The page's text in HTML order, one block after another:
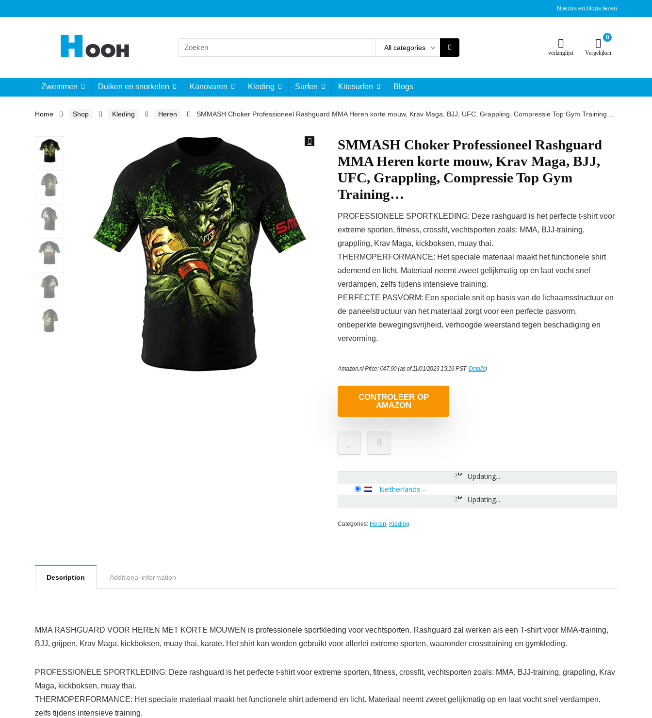
Nieuws en blogs lezen
Search
for:
All categories
verlanglijst
0
Vergelijken
Zwemmen Duiken en snorkelen Kanovaren Kleding Surfen Kitesurfen Blogs
Home Shop Kleding Heren SMMASH Choker Professioneel Rashguard MMA Heren korte mouw, Krav Maga, BJJ, UFC, Grappling, Compressie Top Gym Training…
SMMASH Choker Professioneel Rashguard
MMA Heren korte mouw, Krav Maga, BJJ,
UFC, Grappling, Compressie Top Gym
Training…
PROFESSIONELE SPORTKLEDING: Deze rashguard is het perfecte t-shirt voor
extreme sporten, fitness, crossfit, vechtsporten zoals: MMA, BJJ-training,
grappling, Krav Maga, kickboksen, muay thai.
THERMOPERFORMANCE: Het speciale materiaal maakt het functionele shirt
ademend en licht. Materiaal neemt zweet gelijkmatig op en laat vocht snel
verdampen, zelfs tijdens intensieve training.
PERFECTE PASVORM: Een speciale snit op basis van de lichaamsstructuur en
de paneelstructuur van het materiaal zorgt voor een perfecte pasvorm,
onbeperkte bewegingsvrijheid, verhoogde weerstand tegen beschadiging en
vervorming.
Amazon.nl Price:€47.90(as of 11/01/2023 15:16 PST-Details)
CONTROLEER OP
AMAZON
Updating...
Updating...
Netherlands -
Categories: Heren, Kleding
Description Additional information
MMA RASHGUARD VOOR HEREN MET KORTE MOUWEN is professionele sportkleding voor vechtsporten. Rashguard zal werken als een T-shirt voor MMA-training,
BJJ, grijpen, Krav Maga, kickboksen, muay thai, karate. Het shirt kan worden gebruikt voor allerlei extreme sporten, waaronder crosstraining en gymkleding.
PROFESSIONELE SPORTKLEDING: Deze rashguard is het perfecte t-shirt voor extreme sporten, fitness, crossfit, vechtsporten zoals: MMA, BJJ-training, grappling, Krav
Maga, kickboksen, muay thai.
THERMOPERFORMANCE: Het speciale materiaal maakt het functionele shirt ademend en licht. Materiaal neemt zweet gelijkmatig op en laat vocht snel verdampen,
zelfs tijdens intensieve training.